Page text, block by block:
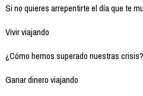
Si no quieres arrepentirte el día que te
Vivir viajando
¿Cómo hemos superado nuestras crisis?
Ganar dinero viajando